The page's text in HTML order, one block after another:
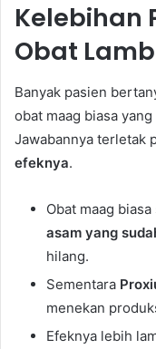
Kelebihan
Obat
Banyak pasien
obat maag biasa
Jawabannya terletak
efeknya.
Obat maag
asam yang
hilang.
Sementara
menekan
Efeknya lebih